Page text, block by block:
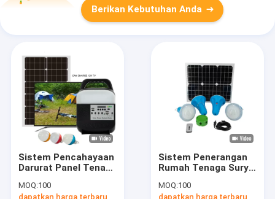
Berikan Kebutuhan Anda
Sistem Pencahayaan
Darurat Panel Tenaga
Dengan Cahaya
MOQ:100
dapatkan harga terbaru
Sistem Penerangan
Rumah Tenaga Surya
Pembangkit Listrik
MOQ:100
dapatkan harga terbaru